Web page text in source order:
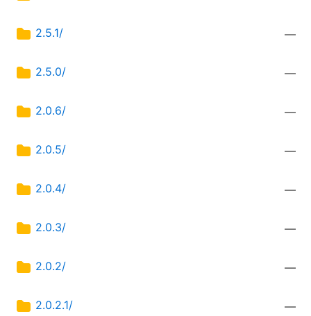
2.5.1/ —
2.5.0/ —
2.0.6/ —
2.0.5/ —
2.0.4/ —
2.0.3/ —
2.0.2/ —
2.0.2.1/ —